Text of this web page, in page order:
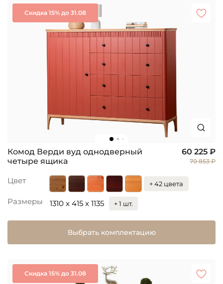
Скидка 15% до 31.08
Комод Верди вуд однодверный
четыре ящика
60 225 ₽
70 853 ₽
Цвет + 42 цвета
Размеры 1310 x 415 x 1135 + 1 шт.
Выбрать комплектацию
Скидка 15% до 31.08